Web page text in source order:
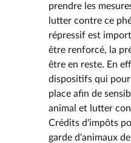
prendre les
lutter contre ce
répressif est
être renforcé, la
être en reste. En
dispositifs qui
place afin de
animal et lutter
Crédits d'impôts
garde d'animaux